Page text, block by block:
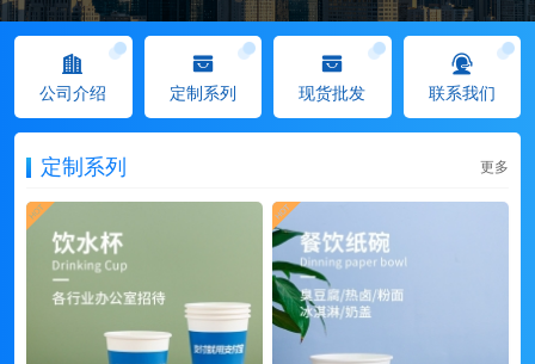
公司介绍 定制系列 现货批发 联系我们
定制系列 更多